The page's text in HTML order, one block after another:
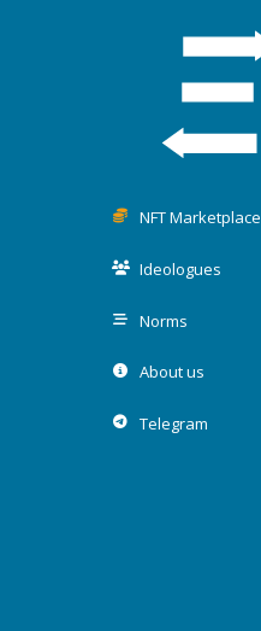
NFT Marketplace
Ideologues
Norms
About us
Telegram